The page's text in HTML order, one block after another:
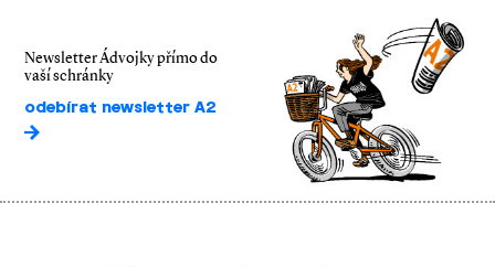
Newsletter Ádvojky přímo do
vaší schránky
odebírat newsletter A2